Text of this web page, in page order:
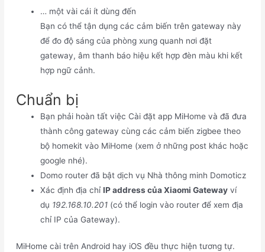
… một vài cái ít dùng đến
Bạn có thể tận dụng các cảm biến trên gateway này
để đo độ sáng của phòng xung quanh nơi đặt
gateway, âm thanh báo hiệu kết hợp đèn màu khi kết
hợp ngữ cảnh.
Chuẩn bị
Bạn phải hoàn tất việc Cài đặt app MiHome và đã đưa
thành công gateway cùng các cảm biến zigbee theo
bộ homekit vào MiHome (xem ở những post khác hoặc
google nhé).
Domo router đã bật dịch vụ Nhà thông minh Domoticz
Xác định địa chỉIP address của Xiaomi Gateway ví
dụ 192.168.10.201 (có thể login vào router để xem địa
chỉ IP của Gateway).
MiHome cài trên Android hay iOS đều thực hiện tương tự.